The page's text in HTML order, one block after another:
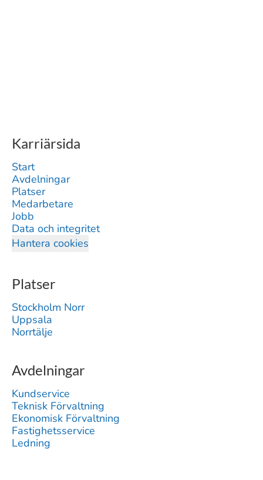
Karriärsida
Start
Avdelningar
Platser
Medarbetare
Jobb
Data och integritet
Hantera cookies
Platser
Stockholm Norr
Uppsala
Norrtälje
Avdelningar
Kundservice
Teknisk Förvaltning
Ekonomisk Förvaltning
Fastighetsservice
Ledning